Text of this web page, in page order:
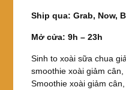
Ship qua: Grab, Now,
Mở cửa: 9h – 23h
Sinh to xoài sữa chua
smoothie xoài giảm cân,
Smoothie xoài giảm cân,